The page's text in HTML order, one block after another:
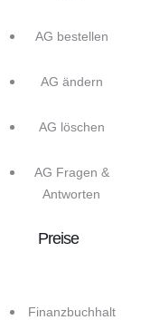
AG bestellen
AG ändern
AG löschen
AG Fragen &
Antworten
Preise
Finanzbuchhalt